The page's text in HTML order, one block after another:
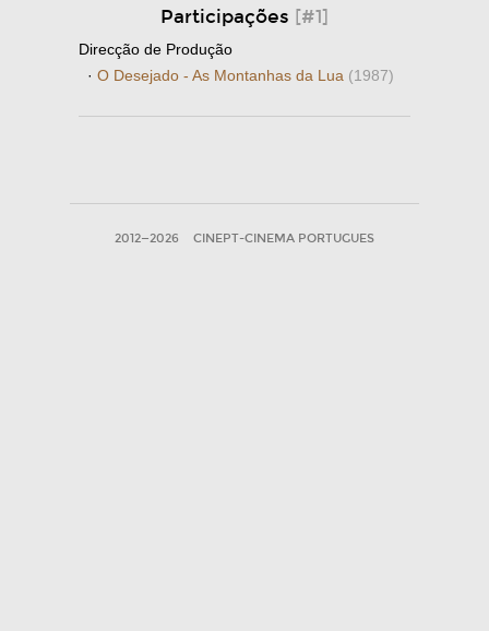
Participações [#1]
Direcção de Produção
· O Desejado - As Montanhas da Lua (1987)
2012—2026 CINEPT-CINEMA PORTUGUES